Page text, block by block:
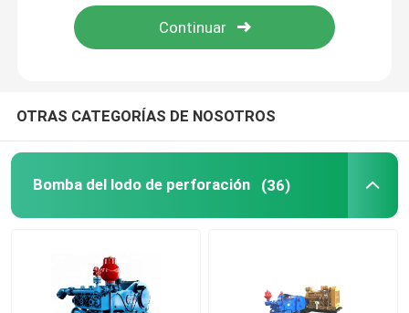
Visita a la fábrica
Control de Calidad
Todos los casos
OTRAS CATEGORÍAS DE NOSOTROS
Bomba del lodo de perforación (36)